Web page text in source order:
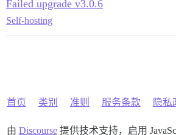
Failed upgrade v3.0.6
Self-hosting
首页 类别 准则 服务条款 隐私
由 Discourse提供技术支持，启用